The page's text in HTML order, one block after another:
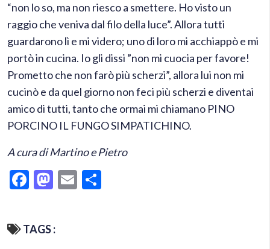
“non lo so, ma non riesco a smettere. Ho visto un
raggio che veniva dal filo della luce”. Allora tutti
guardarono lì e mi videro; uno di loro mi acchiappò e mi
portò in cucina. Io gli dissi ”non mi cuocia per favore!
Prometto che non farò più scherzi”, allora lui non mi
cucinò e da quel giorno non feci più scherzi e diventai
amico di tutti, tanto che ormai mi chiamano PINO
PORCINO IL FUNGO SIMPATICHINO.
A cura di Martino e Pietro
Facebook
Mastodon
Email
TAGS :